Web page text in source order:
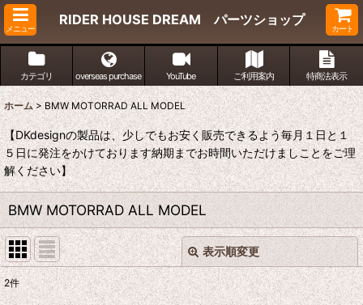
メニュー
RIDER HOUSE DREAM パーツショップ
カート
カテゴリ overseas purchase YouTube ご利用案内 特商法表示
ホーム > BMW MOTORRAD ALL MODEL
【DKdesignの製品は、少しでもお安く販売できるよう毎月１日と１
５日に発注をかけております納期までお時間いただけましことをご理
解ください】
BMW MOTORRAD ALL MODEL
表示順変更
表示数:
閉じる
2件